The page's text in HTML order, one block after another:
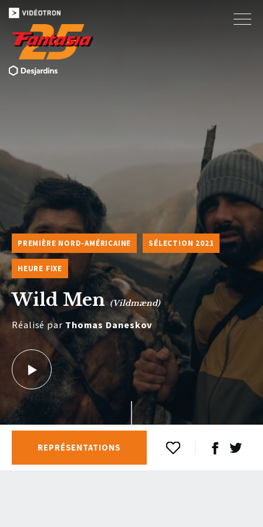
PREMIÈRE NORD-AMÉRICAINE SÉLECTION 2021
HEURE FIXE
Wild Men(Vildmænd)
Réalisé par Thomas Daneskov
REPRÉSENTATIONS